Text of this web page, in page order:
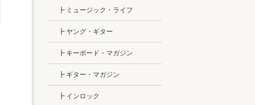
┣ ミュージック・ライフ
┣ ヤング・ギター
┣ キーボード・マガジン
┣ ギター・マガジン
┣ インロック